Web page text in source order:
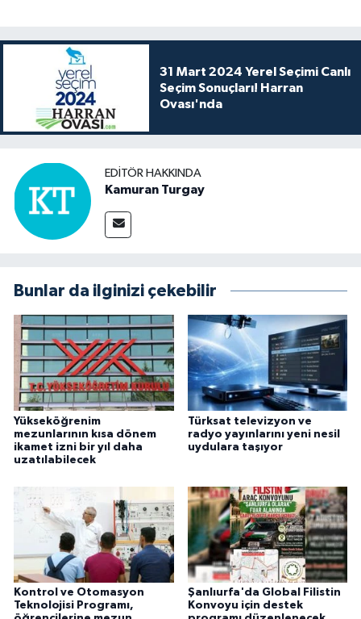
31 Mart 2024 Yerel Seçimi Canlı
Seçim Sonuçları! Harran
Ovası'nda
EDITÖR HAKKINDA
Kamuran Turgay
Bunlar da ilginizi çekebilir
Yükseköğrenim
mezunlarının kısa dönem
ikamet izni bir yıl daha
uzatılabilecek
Türksat televizyon ve
radyo yayınlarını yeni nesil
uydulara taşıyor
Kontrol ve Otomasyon
Teknolojisi Programı,
Şanlıurfa'da Global Filistin
Konvoyu için destek